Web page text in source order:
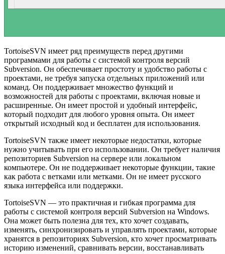
TortoiseSVN имеет ряд преимуществ перед другими
программами для работы с системой контроля версий
Subversion. Он обеспечивает простоту и удобство работы с
проектами, не требуя запуска отдельных приложений или
команд. Он поддерживает множество функций и
возможностей для работы с проектами, включая новые и
расширенные. Он имеет простой и удобный интерфейс,
который подходит для любого уровня опыта. Он имеет
открытый исходный код и бесплатен для использования.
TortoiseSVN также имеет некоторые недостатки, которые
нужно учитывать при его использовании. Он требует наличия
репозиториев Subversion на сервере или локальном
компьютере. Он не поддерживает некоторые функции, такие
как работа с ветками или метками. Он не имеет русского
языка интерфейса или поддержки.
TortoiseSVN — это практичная и гибкая программа для
работы с системой контроля версий Subversion на Windows.
Она может быть полезна для тех, кто хочет создавать,
изменять, синхронизировать и управлять проектами, которые
хранятся в репозиториях Subversion, кто хочет просматривать
историю изменений, сравнивать версии, восстанавливать